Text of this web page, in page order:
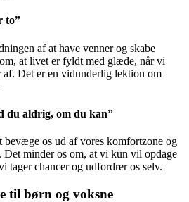
to”
af ​​at have venner og skabe
at livet er fyldt med glæde, når vi
af. Det er en vidunderlig lektion om
du aldrig, om du kan”
bevæge os ud af vores komfortzone og
minder os om, at vi kun vil opdage
tager chancer og udfordrer os selv.
til børn og voksne